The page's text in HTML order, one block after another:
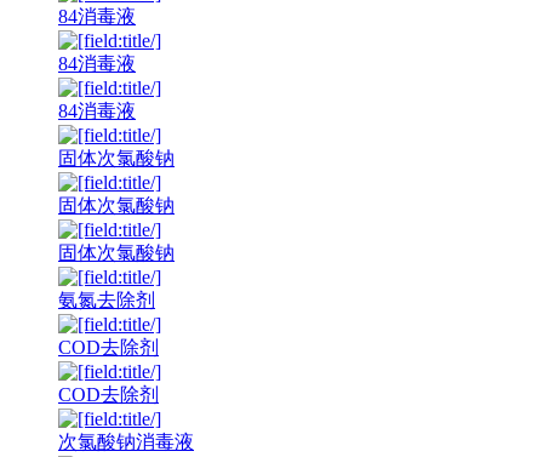
84消毒液
84消毒液
84消毒液
固体次氯酸钠
固体次氯酸钠
固体次氯酸钠
氨氮去除剂
COD去除剂
COD去除剂
次氯酸钠消毒液